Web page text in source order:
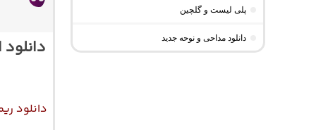
دانلود
پلی لیست و گلچین
دانلود مداحی و نوحه جدید